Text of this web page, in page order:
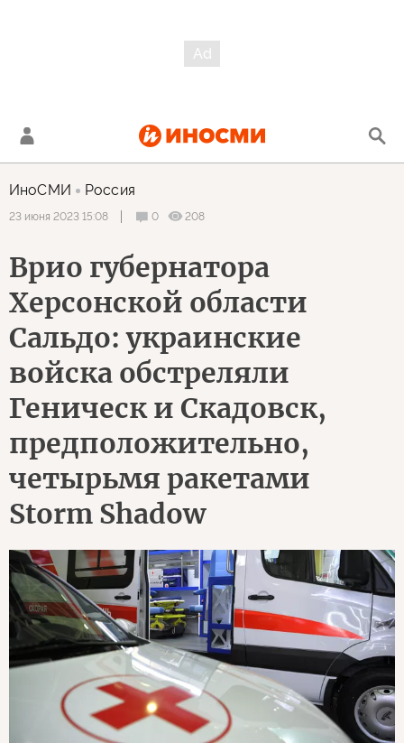
ИноСМИ Россия
23 июня 2023 15:08 0 208
Врио губернатора
Херсонской области
Сальдо: украинские
войска обстреляли
Геническ и Скадовск,
предположительно,
четырьмя ракетами
Storm Shadow